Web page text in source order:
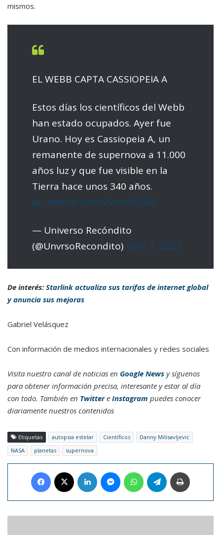
mismos.
EL WEBB CAPTA CASSIOPEIA A
Estos días los científicos del Webb
han estado ocupados. Ayer fue
Urano. Hoy es Cassiopeia A, un
remanente de supernova a 11.000
años luz y que fue visible en la
Tierra hace unos 340 años.
pic.twitter.com/xSxvz8CU6P
— Universo Recóndito
(@UnvrsoRecondito)April 7, 2023
De interés: Starlink actualiza sus tarifas de internet global
y anuncia sus mejoras
Gabriel Velásquez
Con información de medios internacionales y redes sociales
Visita nuestro canal de noticias en Google News y síguenos
para obtener información precisa, interesante y estar al día
con todo. También en Twittere Instagram puedes conocer
diariamente nuestros contenidos
Etiquetas autopsia estelar Científicos
Danny Milisavljevic
NASA
planetas supernova
Facebook LinkedIn MessengerWhatsAppTelegram